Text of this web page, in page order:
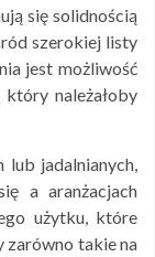
się solidnością
szerokiej listy
jest możliwość
należałoby
lub jadalnianych,
a aranżacjach
użytku, które
zarówno takie na